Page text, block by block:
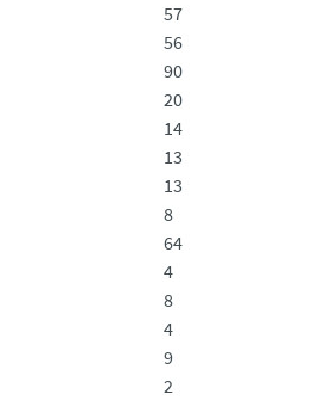
57
56
90
20
14
13
13
8
64
4
8
4
9
2